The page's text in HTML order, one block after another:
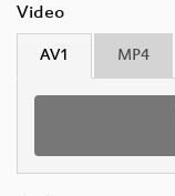
Video
AV1 MP4